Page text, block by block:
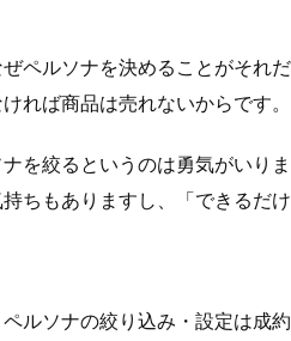
ペルソナを決めることがそれ
れば商品は売れないからです。
を絞るというのは勇気がいり
ちもありますし、「できるだ
ルソナの絞り込み・設定は成